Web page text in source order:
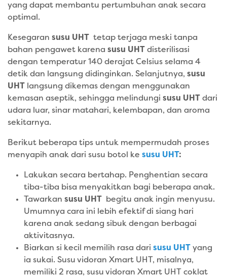
yang dapat membantu pertumbuhan anak secara
optimal.
Kesegaran susu UHT
tetap terjaga meski tanpa
bahan pengawet karena susu UHT disterilisasi
dengan temperatur 140 derajat Celsius selama 4
detik dan langsung didinginkan. Selanjutnya, susu
UHT
langsung dikemas dengan menggunakan
kemasan aseptik, sehingga melindungi susu UHT dari
udara luar, sinar matahari, kelembapan, dan aroma
sekitarnya.
Berikut beberapa tips untuk mempermudah proses
menyapih anak dari susu botol ke susu UHT:
Lakukan secara bertahap. Penghentian secara
tiba-tiba bisa menyakitkan bagi beberapa anak.
Tawarkan susu UHT
begitu anak ingin menyusu.
Umumnya cara ini lebih efektif di siang hari
karena anak sedang sibuk dengan berbagai
aktivitasnya.
Biarkan si kecil memilih rasa dari susu UHT yang
ia sukai. Susu vidoran Xmart UHT, misalnya,
memiliki 2 rasa, susu vidoran Xmart UHT coklat